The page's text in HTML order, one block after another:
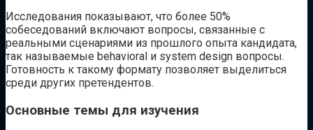
Исследования показывают, что более 50%
собеседований включают вопросы, связанные с
реальными сценариями из прошлого опыта кандидата,
так называемые behavioral и system design вопросы.
Готовность к такому формату позволяет выделиться
среди других претендентов.
Основные темы для изучения